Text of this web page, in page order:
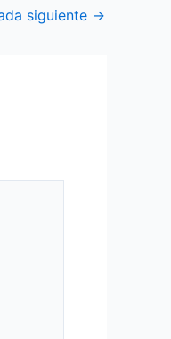
siguiente →